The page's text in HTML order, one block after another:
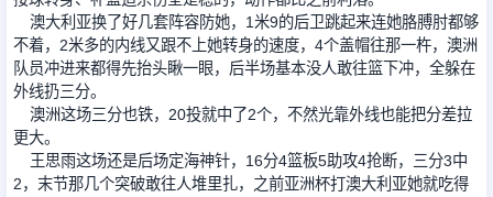
澳大利亚换了好几套阵容防她，1米9的后卫跳起来连她胳膊肘都够
不着，2米多的内线又跟不上她转身的速度，4个盖帽往那一杵，澳洲
队员冲进来都得先抬头瞅一眼，后半场基本没人敢往篮下冲，全躲在
外线扔三分。
澳洲这场三分也铁，20投就中了2个，不然光靠外线也能把分差拉
更大。
王思雨这场还是后场定海神针，16分4篮板5助攻4抢断，三分3中
2，末节那几个突破敢往人堆里扎，之前亚洲杯打澳大利亚她就吃得